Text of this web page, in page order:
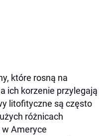
które rosną na
ich korzenie przylegają
litofityczne są często
różnicach
Ameryce